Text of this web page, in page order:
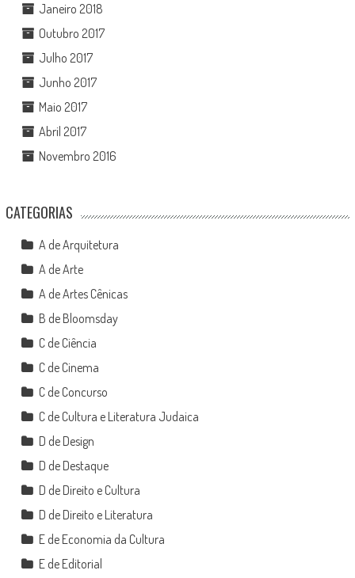
Janeiro 2018
Outubro 2017
Julho 2017
Junho 2017
Maio 2017
Abril 2017
Novembro 2016
CATEGORIAS
A de Arquitetura
A de Arte
A de Artes Cênicas
B de Bloomsday
C de Ciência
C de Cinema
C de Concurso
C de Cultura e Literatura Judaica
D de Design
D de Destaque
D de Direito e Cultura
D de Direito e Literatura
E de Economia da Cultura
E de Editorial